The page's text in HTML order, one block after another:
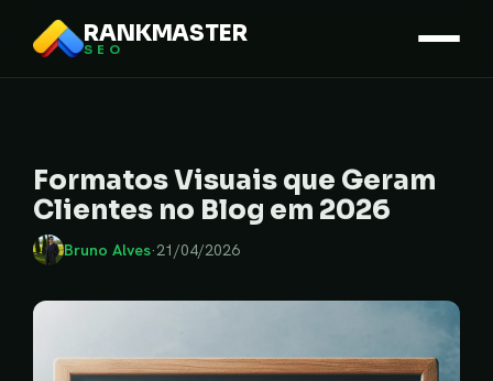
RANKMASTER
SEO
Formatos Visuais que Geram
Clientes no Blog em 2026
Bruno Alves·21/04/2026